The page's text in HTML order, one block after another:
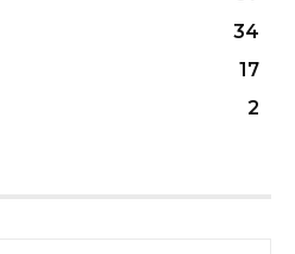
34
17
2